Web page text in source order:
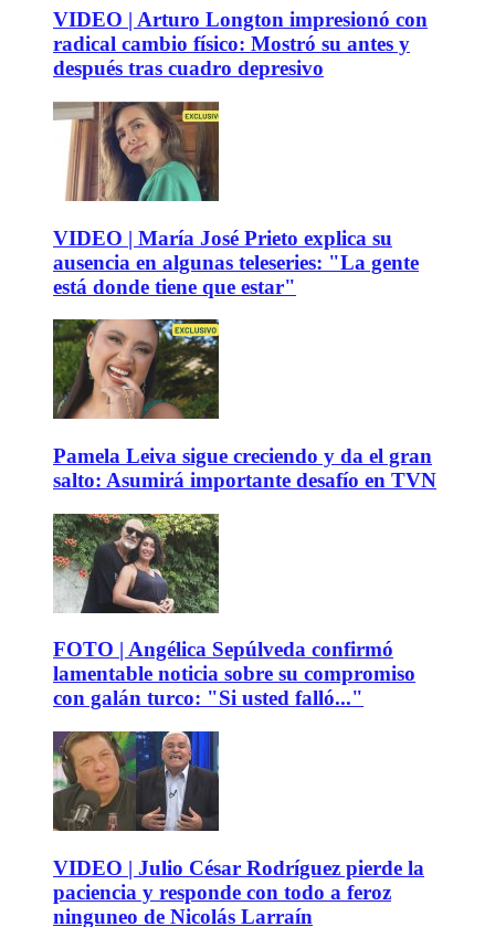
VIDEO | Arturo Longton impresionó con
radical cambio físico: Mostró su antes y
después tras cuadro depresivo
VIDEO | María José Prieto explica su
ausencia en algunas teleseries: "La gente
está donde tiene que estar"
Pamela Leiva sigue creciendo y da el gran
salto: Asumirá importante desafío en TVN
FOTO | Angélica Sepúlveda confirmó
lamentable noticia sobre su compromiso
con galán turco: "Si usted falló..."
VIDEO | Julio César Rodríguez pierde la
paciencia y responde con todo a feroz
ninguneo de Nicolás Larraín